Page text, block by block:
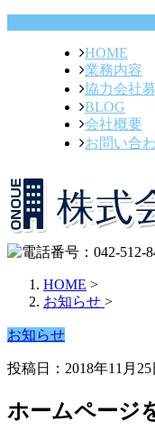
HOME
業務内容
協力会社
BLOG
会社概要
お問い合
HOME >
お知らせ >
お知らせ
投稿日：2018年11月25
ホームページ